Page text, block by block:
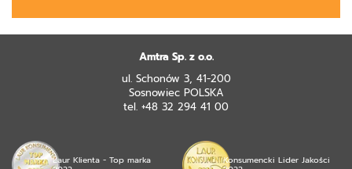
Amtra Sp. z o.o.
ul. Schonów 3, 41-200
Sosnowiec POLSKA
tel. +48 32 294 41 00
Laur Klienta - Top marka
Konsumencki Lider Jakości